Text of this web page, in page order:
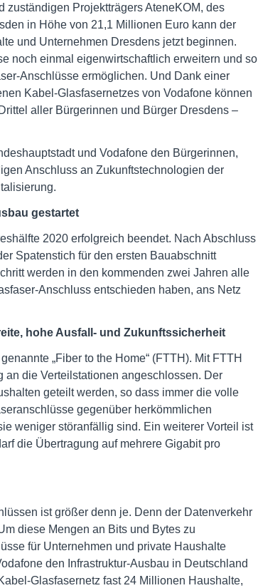
zuständigen Projektträgers AteneKOM, des
in Höhe von 21,1 Millionen Euro kann der
und Unternehmen Dresdens jetzt beginnen.
noch einmal eigenwirtschaftlich erweitern und so
Anschlüsse ermöglichen. Und Dank einer
Kabel-Glasfasernetzes von Vodafone können
aller Bürgerinnen und Bürger Dresdens –
und Vodafone den Bürgerinnen,
Anschluss an Zukunftstechnologien der
gestartet
2020 erfolgreich beendet. Nach Abschluss
Spatenstich für den ersten Bauabschnitt
werden in den kommenden zwei Jahren alle
Anschluss entschieden haben, ans Netz
hohe Ausfall- und Zukunftssicherheit
„Fiber to the Home“ (FTTH). Mit FTTH
die Verteilstationen angeschlossen. Der
geteilt werden, so dass immer die volle
gegenüber herkömmlichen
weniger störanfällig sind. Ein weiterer Vorteil ist
die Übertragung auf mehrere Gigabit pro
ist größer denn je. Denn der Datenverkehr
diese Mengen an Bits und Bytes zu
für Unternehmen und private Haushalte
den Infrastruktur-Ausbau in Deutschland
Glasfasernetz fast 24 Millionen Haushalte,